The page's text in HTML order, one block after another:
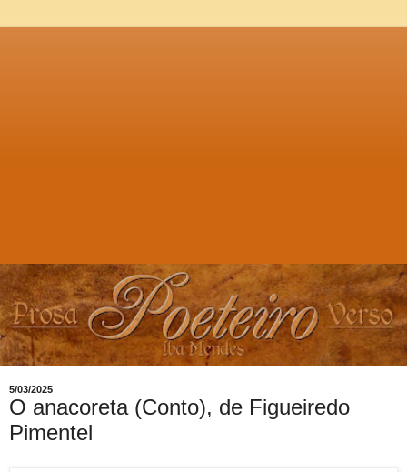
5/03/2025
O anacoreta (Conto), de Figueiredo
Pimentel